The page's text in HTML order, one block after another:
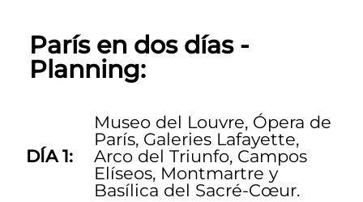
París en dos días -
Planning:
DÍA 1:
Museo del Louvre, Ópera de
París, Galeries Lafayette,
Arco del Triunfo, Campos
Elíseos, Montmartre y
Basílica del Sacré-Cœur.